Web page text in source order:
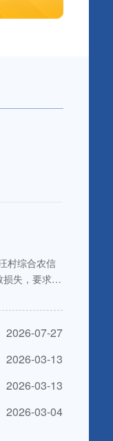
村综合农信
失，要求给
2026-07-27
2026-03-13
2026-03-13
2026-03-04